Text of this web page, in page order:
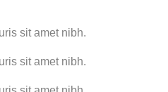
sit amet nibh.
sit amet nibh.